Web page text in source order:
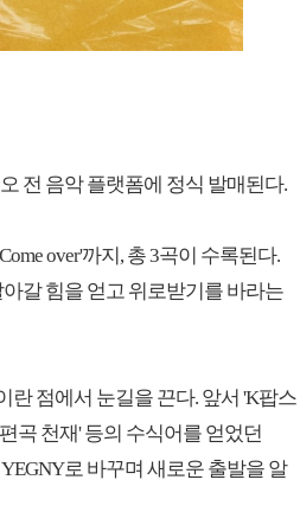
전 음악 플랫폼에 정식 발매된다.
over'까지, 총 3곡이 수록된다.
갈 힘을 얻고 위로받기를 바라는
란 점에서 눈길을 끈다. 앞서 'K팝스
곡 천재' 등의 수식어를 얻었던
로 바꾸며 새로운 출발을 알